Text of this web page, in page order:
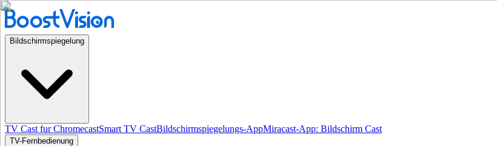
Bildschirmspiegelung
TV Cast fur ChromecastSmart TV CastBildschirmspiegelungs-AppMiracast-App: Bildschirm Cast
TV-Fernbedienung